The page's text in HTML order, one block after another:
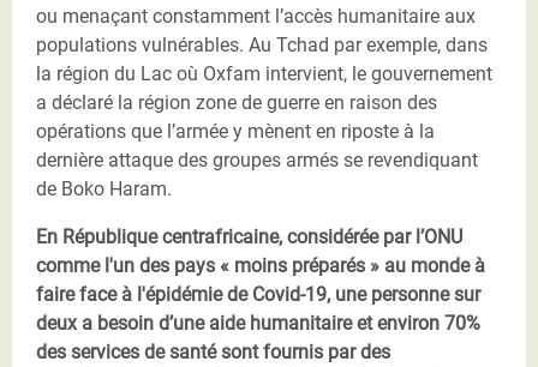
ou menaçant constamment l’accès humanitaire aux
populations vulnérables. Au Tchad par exemple, dans
la région du Lac où Oxfam intervient, le gouvernement
a déclaré la région zone de guerre en raison des
opérations que l’armée y mènent en riposte à la
dernière attaque des groupes armés se revendiquant
de Boko Haram.
En République centrafricaine, considérée par l’ONU
comme l'un des pays « moins préparés » au monde à
faire face à l'épidémie de Covid-19, une personne sur
deux a besoin d’une aide humanitaire et environ 70%
des services de santé sont fournis par des